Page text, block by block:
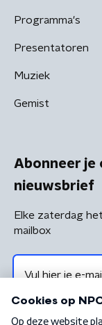
Programma's
Presentatoren
Muziek
Gemist
Abonneer je
nieuwsbrief
Elke zaterdag
mailbox